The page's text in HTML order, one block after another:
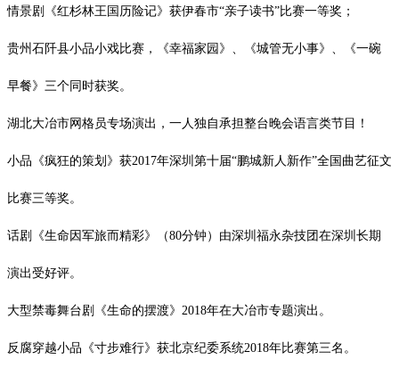
情景剧《红杉林王国历险记》获伊春市“亲子读书”比赛一等奖；
贵州石阡县小品小戏比赛，《幸福家园》、《城管无小事》、《一碗
早餐》三个同时获奖。
湖北大冶市网格员专场演出，一人独自承担整台晚会语言类节目！
小品《疯狂的策划》获2017年深圳第十届“鹏城新人新作”全国曲艺征文
比赛三等奖。
话剧《生命因军旅而精彩》（80分钟）由深圳福永杂技团在深圳长期
演出受好评。
大型禁毒舞台剧《生命的摆渡》 2018年在大冶市专题演出。
反腐穿越小品《寸步难行》获北京纪委系统2018年比赛第三名。